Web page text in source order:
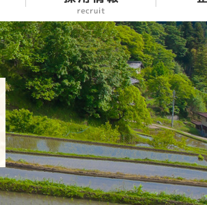
石川の麦
園芸振興の取組
能登牛
中古農機展示場案内
採用情報